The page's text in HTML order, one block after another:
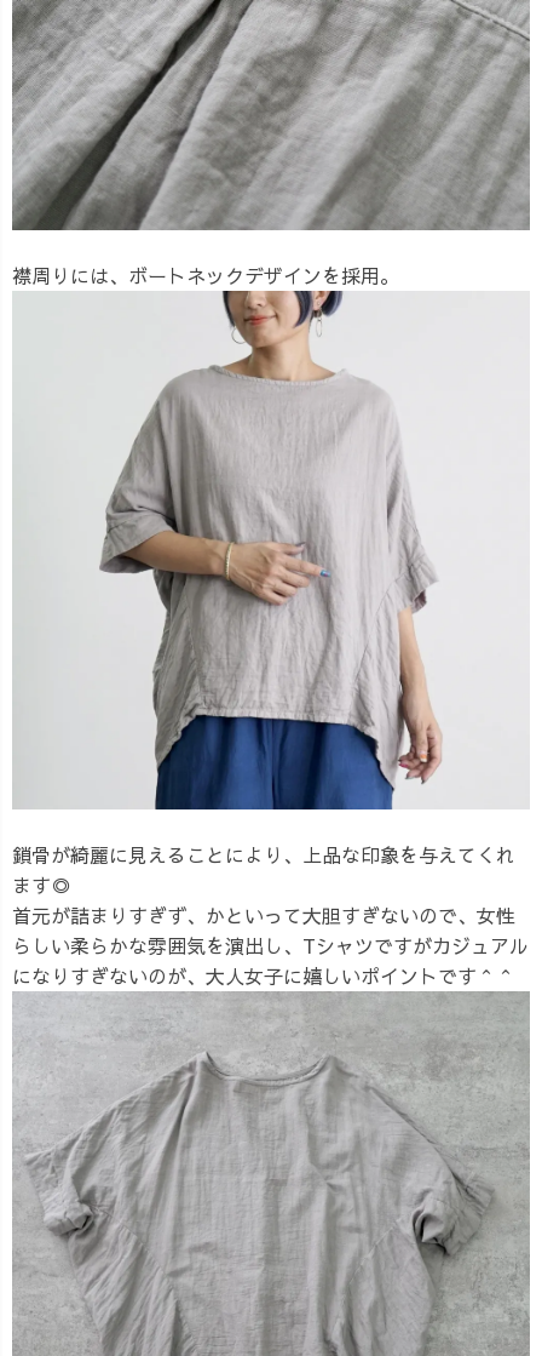
襟周りには、ボートネックデザインを採用。
鎖骨が綺麗に見えることにより、上品な印象を与えてくれ
ます◎
首元が詰まりすぎず、かといって大胆すぎないので、女性
らしい柔らかな雰囲気を演出し、Tシャツですがカジュアル
になりすぎないのが、大人女子に嬉しいポイントです＾＾